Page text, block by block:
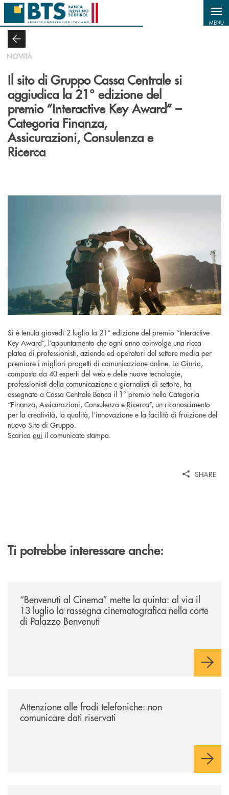
Salta al contenuto principale
MENU
NOVITÀ
Il sito di Gruppo Cassa Centrale si
aggiudica la 21° edizione del
premio “Interactive Key Award” –
Categoria Finanza,
Assicurazioni, Consulenza e
Ricerca
Si è tenuta giovedì 2 luglio la 21° edizione del premio “Interactive
Key Award”, l’appuntamento che ogni anno coinvolge una ricca
platea di professionisti, aziende ed operatori del settore media per
premiare i migliori progetti di comunicazione online. La Giuria,
composta da 40 esperti del web e delle nuove tecnologie,
professionisti della comunicazione e giornalisti di settore, ha
assegnato a Cassa Centrale Banca il 1° premio nella Categoria
“Finanza, Assicurazioni, Consulenza e Ricerca”, un riconoscimento
per la creatività, la qualità, l’innovazione e la facilità di fruizione del
nuovo Sito di Gruppo.
Scarica qui il comunicato stampa.
SHARE
Ti potrebbe interessare anche:
“Benvenuti al Cinema” mette la quinta: al via il
13 luglio la rassegna cinematografica nella corte
di Palazzo Benvenuti
Attenzione alle frodi telefoniche: non
comunicare dati riservati